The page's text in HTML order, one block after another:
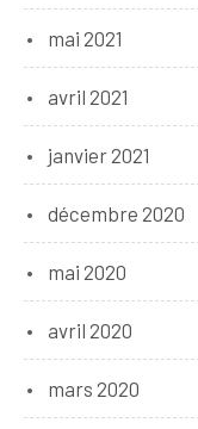
mai 2021
avril 2021
janvier 2021
décembre 2020
mai 2020
avril 2020
mars 2020